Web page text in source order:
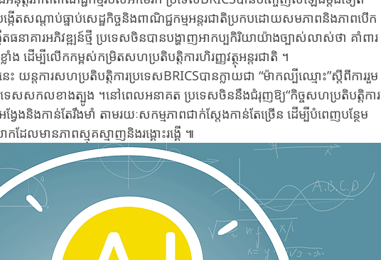
ើតសណ្តាប់ធ្នាប់សេដ្ឋកិច្ចនិងពាណិជ្ជកម្មអន្តរជាតិប្រកបដោយសមភាពនិងភាពបើក
ាគារអភិវឌ្ឍន៍ថ្មី ប្រទេសចិនបានបង្ហាញអាកប្បកិរិយាយ៉ាងច្បាស់លាស់ថា គាំពារ
ាំង ដើម្បីលើកកម្ពស់កម្រិតសហប្រតិបតិ្តការហិរញ្ញវត្ថុអន្តរជាតិ ។
តការសហប្រតិបតិ្តការប្រទេសBRICSបានក្លាយជា “ម៉ាកល្បីឈ្មោះ”ស្តីពីការរួម
ប្រទេសសកលខាងត្បូង ។នៅពេលអនាគត ប្រទេសចិននឹងជំរុញឱ្យ“កិច្ចសហប្រតិបតិ្តការ
ែងនិងកាន់តែរឹងមាំ តាមរយៈសកម្មភាពជាក់ស្តែងកាន់តែច្រើន ដើម្បីបំពេញបន្ថែម
ែលមានភាពស្មុគស្មាញនិងរង្គោះរង្គើ ៕